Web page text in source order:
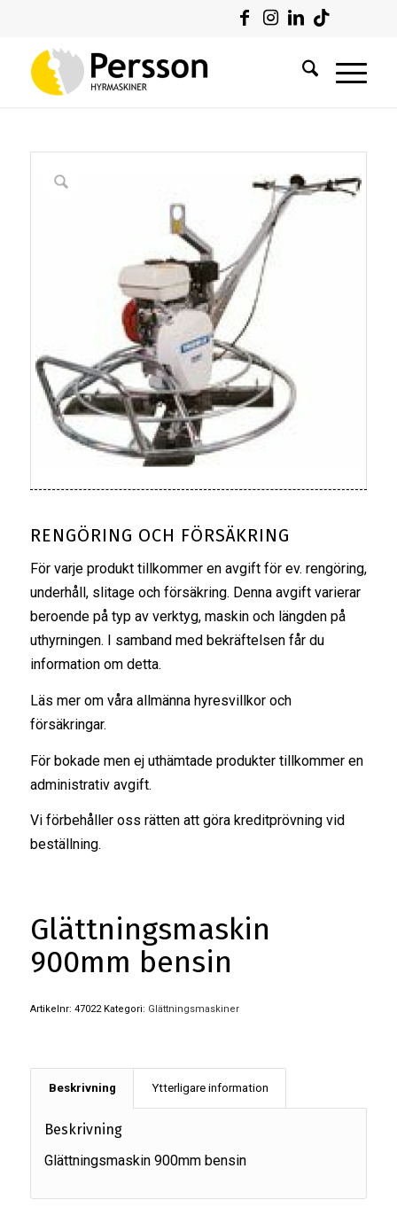
RENGÖRING OCH FÖRSÄKRING
För varje produkt tillkommer en avgift för ev. rengöring,
underhåll, slitage och försäkring. Denna avgift varierar
beroende på typ av verktyg, maskin och längden på
uthyrningen. I samband med bekräftelsen får du
information om detta.
Läs mer om våra allmänna hyresvillkoroch
försäkringar.
För bokade men ej uthämtade produkter tillkommer en
administrativ avgift.
Vi förbehåller oss rätten att göra kreditprövning vid
beställning.
Glättningsmaskin
900mm bensin
Artikelnr: 47022 Kategori: Glättningsmaskiner
Beskrivning Ytterligare information
Beskrivning
Glättningsmaskin 900mm bensin